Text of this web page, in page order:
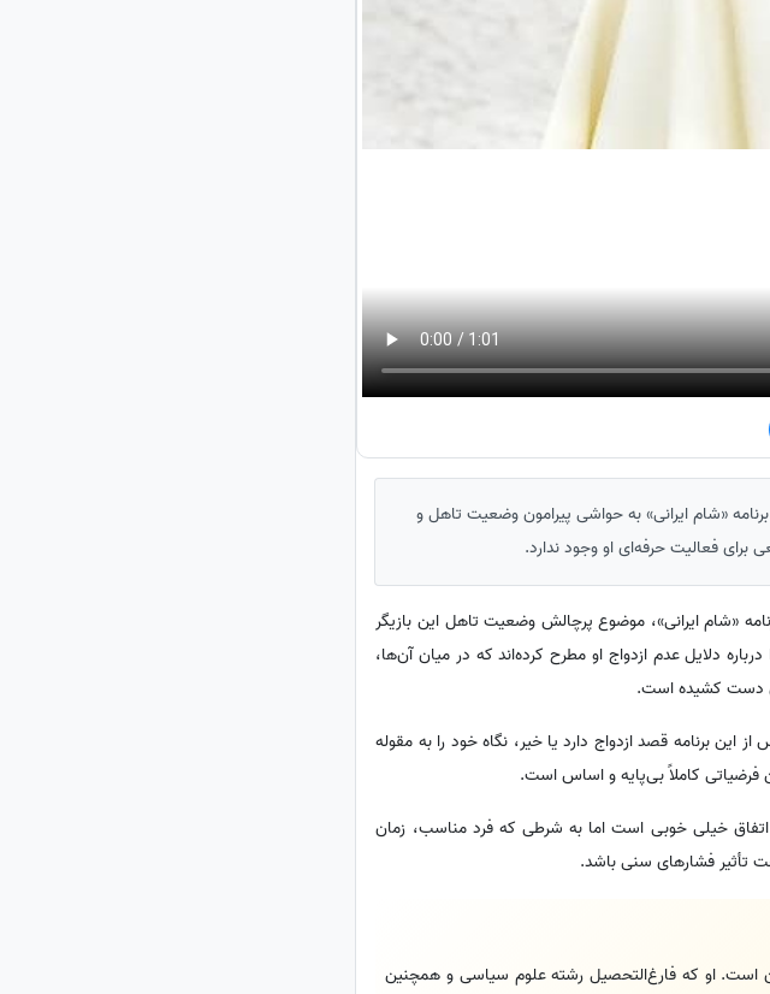
«شام ایرانی» به حواشی پیرامون وضعیت تاهل و
فعالیت حرفه‌ای او وجود ندارد.
«شام ایرانی»، موضوع پرچالش وضعیت تاهل این بازیگر
دلایل عدم ازدواج او مطرح کرده‌اند که در میان آن‌ها،
دست کشیده است.
برنامه قصد ازدواج دارد یا خیر، نگاه خود را به مقوله
فرضیاتی کاملاً بی‌پایه و اساس است.
اتفاق خیلی خوبی است اما به شرطی که فرد مناسب، زمان
تأثیر فشارهای سنی باشد.
تلویزیون و تئاتر ایران، متولد اسفند 1365 در تهران است. او که فارغ‌التحصیل رشته علوم سیاسی و همچنین